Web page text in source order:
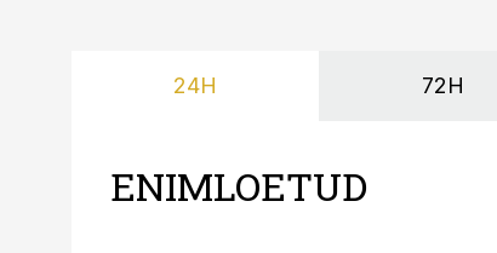
24H 72H
ENIMLOETUD